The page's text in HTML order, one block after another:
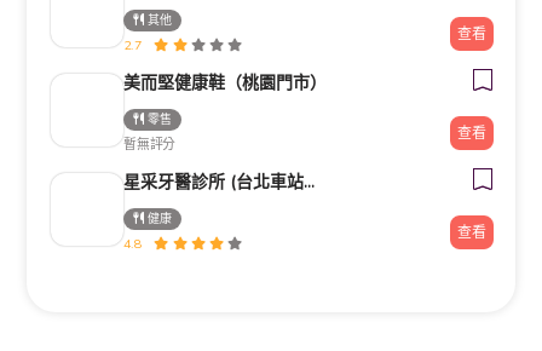
其他
2.7
查看
美而堅健康鞋（桃園門市）
零售
暫無評分
查看
星采牙醫診所 (台北車站館前)
健康
4.8
查看